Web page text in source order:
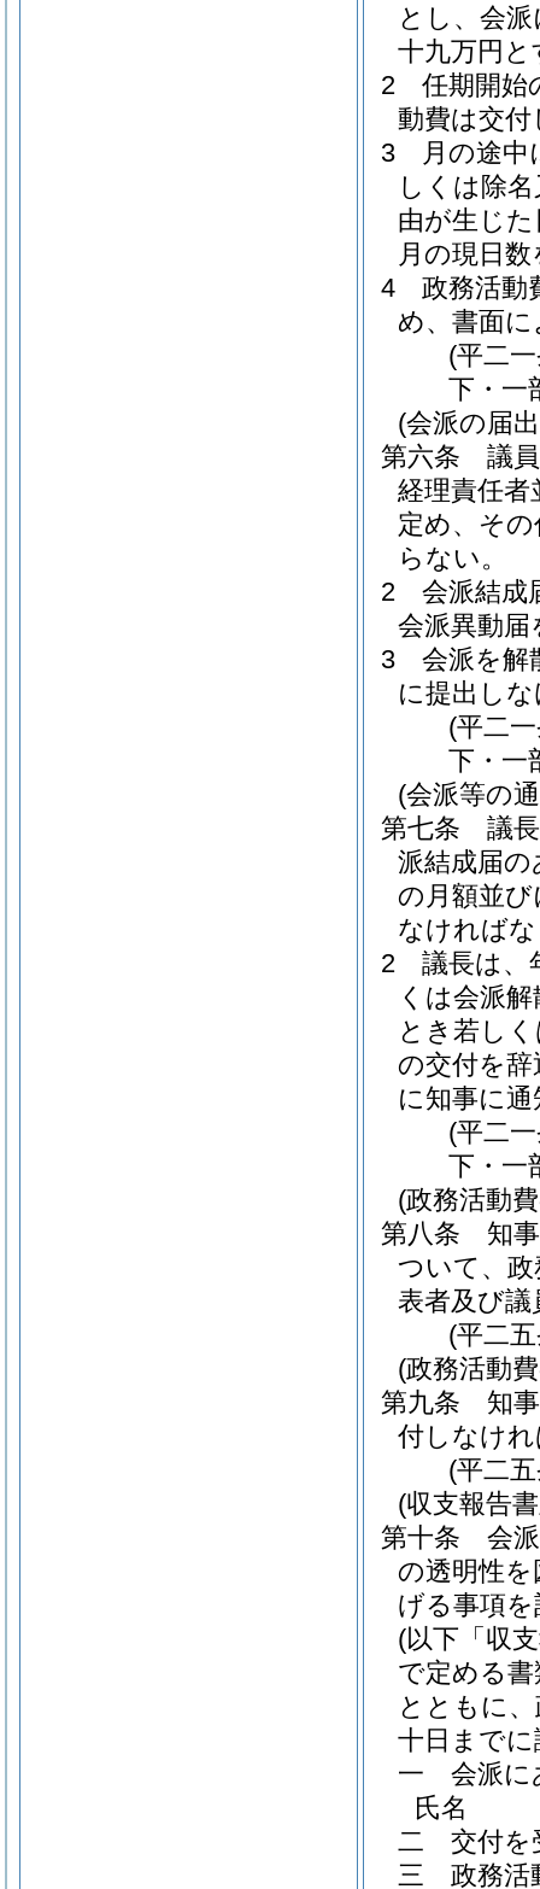
とし、会
十九万円と
2
任期開始
動費は交
3
月の途中
しくは除
由が生じ
月の現日
4
政務活動
め、書面
(平二
下・一
(会派の届
第六条
議
経理責任
定め、そ
らない。
2
会派結成
会派異動
3
会派を解
に提出し
(平二
下・一
(会派等の
第七条
議
派結成届
の月額並
なければ
2
議長は、
くは会派
とき若し
の交付を
に知事に
(平二
下・一
(政務活動
第八条
知
ついて、
表者及び
(平二
(政務活動
第九条
知
付しなけ
(平二
(収支報告
第十条
会
の透明性
げる事項
(以下「収
で定める
とともに
十日まで
一
会派に
氏名
二
交付を
三
政務活